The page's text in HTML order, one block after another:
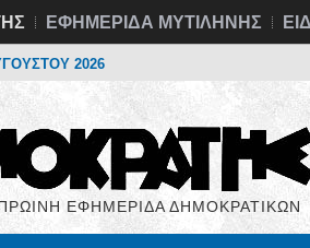
ΕΦΗΜΕΡΙΔΑ ΜΥΤΙΛΗΝΗΣ
2026
ΕΦΗΜΕΡΙΔΑ ΔΗΜΟΚΡΑΤΙΚΩΝ